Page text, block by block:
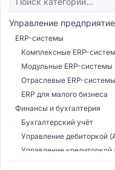
Управление
ERP-системы
Комплексные ERP-
Модульные ERP-системы
Отраслевые ERP-системы
ERP для малого бизнеса
Финансы и бухгалтерия
Бухгалтерский учёт
Управление дебиторкой
Управление кредиторкой
Казначейство